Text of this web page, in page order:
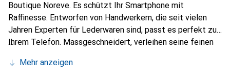
Boutique Noreve. Es schützt Ihr Smartphone mit
Raffinesse. Entworfen von Handwerkern, die seit vielen
Jahren Experten für Lederwaren sind, passt es perfekt zu
Ihrem Telefon. Massgeschneidert, verleihen seine feinen
und integralen Accessoire Ihres Smartphones. International
Mehr anzeigen